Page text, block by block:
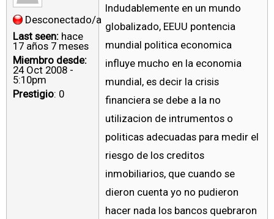
Desconectado/a
Last seen: hace
17 años 7 meses
Miembro desde:
24 Oct 2008 -
5:10pm
Prestigio: 0
Indudablemente en un mundo
globalizado, EEUU pontencia
mundial politica economica
influye mucho en la economia
mundial, es decir la crisis
financiera se debe a la no
utilizacion de intrumentos o
politicas adecuadas para medir el
riesgo de los creditos
inmobiliarios, que cuando se
dieron cuenta yo no pudieron
hacer nada los bancos quebraron